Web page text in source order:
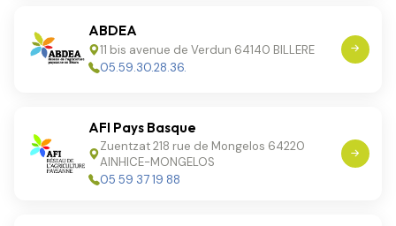
ABDEA
11 bis avenue de Verdun 64140 BILLERE
05.59.30.28.36.
AFI Pays Basque
Zuentzat 218 rue de Mongelos 64220
AINHICE-MONGELOS
05 59 37 19 88